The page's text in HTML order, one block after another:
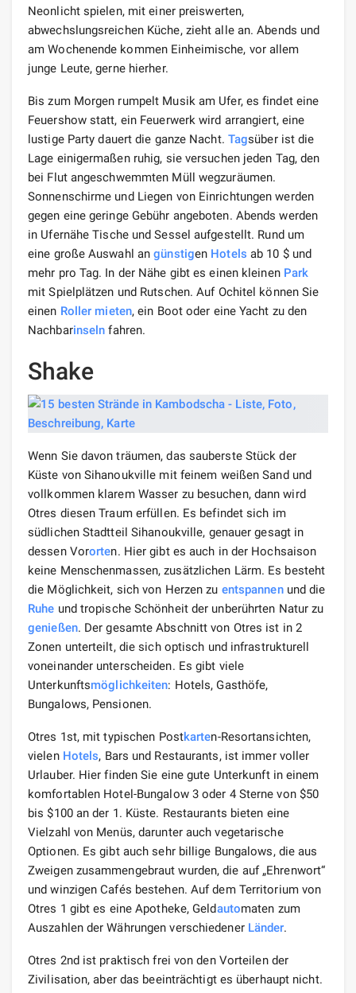
Neonlicht spielen, mit einer preiswerten,
abwechslungsreichen Küche, zieht alle an. Abends und
am Wochenende kommen Einheimische, vor allem
junge Leute, gerne hierher.
Bis zum Morgen rumpelt Musik am Ufer, es findet eine
Feuershow statt, ein Feuerwerk wird arrangiert, eine
lustige Party dauert die ganze Nacht. Tagsüber ist die
Lage einigermaßen ruhig, sie versuchen jeden Tag, den
bei Flut angeschwemmten Müll wegzuräumen.
Sonnenschirme und Liegen von Einrichtungen werden
gegen eine geringe Gebühr angeboten. Abends werden
in Ufernähe Tische und Sessel aufgestellt. Rund um
eine große Auswahl angünstigen Hotels ab 10 $ und
mehr pro Tag. In der Nähe gibt es einen kleinen Park
mit Spielplätzen und Rutschen. Auf Ochitel können Sie
einen Roller mieten, ein Boot oder eine Yacht zu den
Nachbarinseln fahren.
Shake
Wenn Sie davon träumen, das sauberste Stück der
Küste von Sihanoukville mit feinem weißen Sand und
vollkommen klarem Wasser zu besuchen, dann wird
Otres diesen Traum erfüllen. Es befindet sich im
südlichen Stadtteil Sihanoukville, genauer gesagt in
dessen Vororten. Hier gibt es auch in der Hochsaison
keine Menschenmassen, zusätzlichen Lärm. Es besteht
die Möglichkeit, sich von Herzen zu entspannenund die
Ruhe und tropische Schönheit der unberührten Natur zu
genießen. Der gesamte Abschnitt von Otres ist in 2
Zonen unterteilt, die sich optisch und infrastrukturell
voneinander unterscheiden. Es gibt viele
Unterkunftsmöglichkeiten: Hotels, Gasthöfe,
Bungalows, Pensionen.
Otres 1st, mit typischen Postkarten-Resortansichten,
vielen Hotels, Bars und Restaurants, ist immer voller
Urlauber. Hier finden Sie eine gute Unterkunft in einem
komfortablen Hotel-Bungalow 3 oder 4 Sterne von $50
bis $100 an der 1. Küste. Restaurants bieten eine
Vielzahl von Menüs, darunter auch vegetarische
Optionen. Es gibt auch sehr billige Bungalows, die aus
Zweigen zusammengebraut wurden, die auf „Ehrenwort“
und winzigen Cafés bestehen. Auf dem Territorium von
Otres 1 gibt es eine Apotheke, Geldautomaten zum
Auszahlen der Währungen verschiedener Länder.
Otres 2nd ist praktisch frei von den Vorteilen der
Zivilisation, aber das beeinträchtigt es überhaupt nicht.